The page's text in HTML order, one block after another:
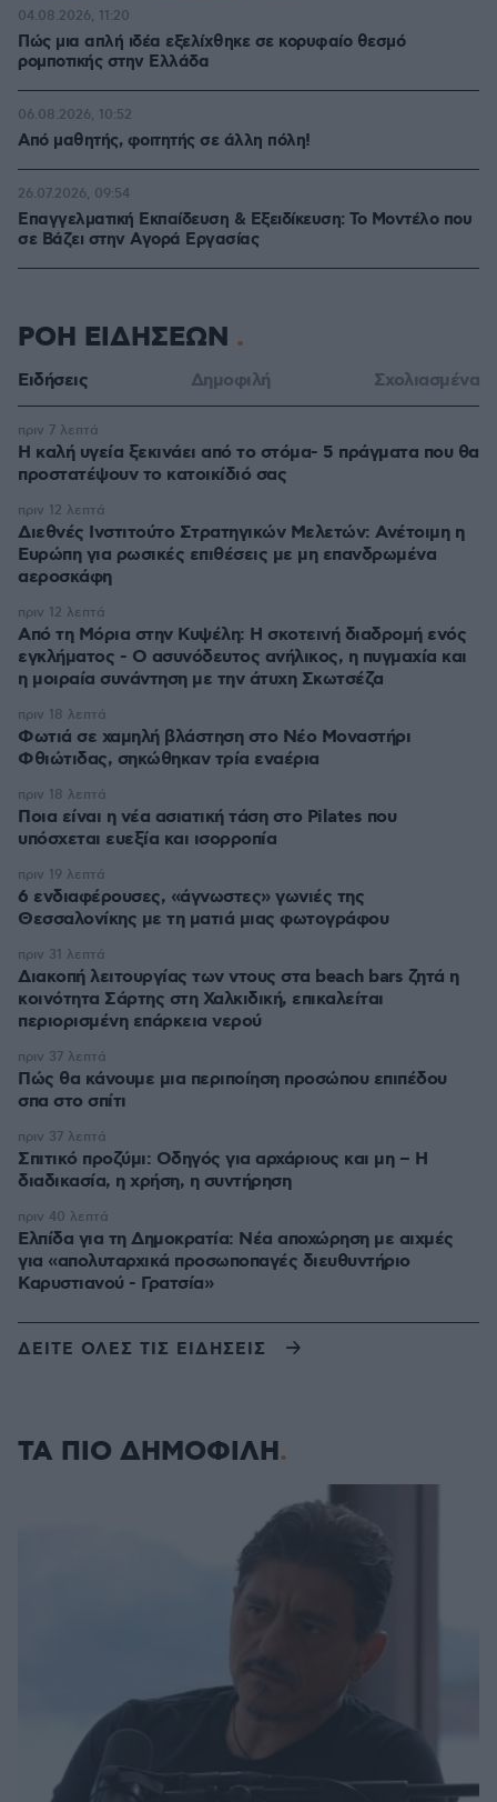
Πώς μια απλή ιδέα εξελίχθηκε σε κορυφαίο θεσμό
ρομποτικής στην Ελλάδα
04.08.2026, 11:20
Από μαθητής, φοιτητής σε άλλη πόλη!
06.08.2026, 10:52
Επαγγελματική Εκπαίδευση & Εξειδίκευση: Το Mοντέλο που
σε Bάζει στην Aγορά Eργασίας
26.07.2026, 09:54
ΡΟΗ ΕΙΔΗΣΕΩΝ
Ειδήσεις Δημοφιλή Σχολιασμένα
Η καλή υγεία ξεκινάει από το στόμα- 5 πράγματα που θα
προστατέψουν το κατοικίδιό σας
πριν 7 λεπτά
Διεθνές Ινστιτούτο Στρατηγικών Μελετών: Ανέτοιμη η
Ευρώπη για ρωσικές επιθέσεις με μη επανδρωμένα
αεροσκάφη
πριν 12 λεπτά
Από τη Μόρια στην Κυψέλη: Η σκοτεινή διαδρομή ενός
εγκλήματος - Ο ασυνόδευτος ανήλικος, η πυγμαχία και
η μοιραία συνάντηση με την άτυχη Σκωτσέζα
πριν 12 λεπτά
Φωτιά σε χαμηλή βλάστηση στο Νέο Μοναστήρι
Φθιώτιδας, σηκώθηκαν τρία εναέρια
πριν 18 λεπτά
Ποια είναι η νέα ασιατική τάση στο Pilates που
υπόσχεται ευεξία και ισορροπία
πριν 18 λεπτά
6 ενδιαφέρουσες, «άγνωστες» γωνιές της
Θεσσαλονίκης με τη ματιά μιας φωτογράφου
πριν 19 λεπτά
Διακοπή λειτουργίας των ντους στα beach bars ζητά η
κοινότητα Σάρτης στη Χαλκιδική, επικαλείται
περιορισμένη επάρκεια νερού
πριν 31 λεπτά
Πώς θα κάνουμε μια περιποίηση προσώπου επιπέδου
σπα στο σπίτι
πριν 37 λεπτά
Σπιτικό προζύμι: Οδηγός για αρχάριους και μη – Η
διαδικασία, η χρήση, η συντήρηση
πριν 37 λεπτά
Ελπίδα για τη Δημοκρατία: Νέα αποχώρηση με αιχμές
για «απολυταρχικά προσωποπαγές διευθυντήριο
Καρυστιανού - Γρατσία»
πριν 40 λεπτά
ΔΕΙΤΕ ΟΛΕΣ ΤΙΣ ΕΙΔΗΣΕΙΣ
ΤΑ ΠΙΟ ΔΗΜΟΦΙΛΗ